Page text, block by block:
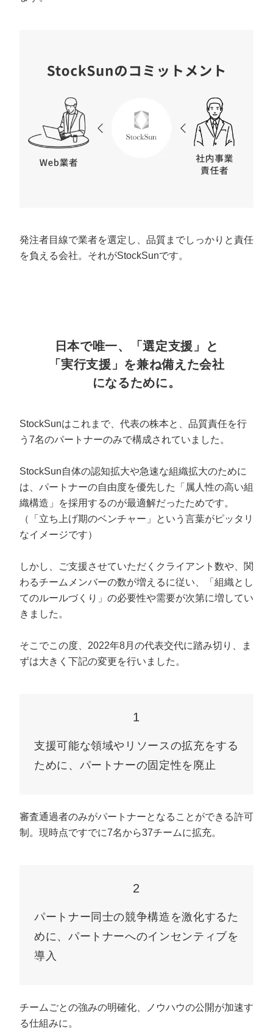
発注者目線で業者を選定し、品質までしっかりと責任
を負える会社。それがStockSunです。
日本で唯一、「選定支援」と
「実行支援」を兼ね備えた会社
になるために。
StockSunはこれまで、代表の株本と、品質責任を行
う7名のパートナーのみで構成されていました。
StockSun自体の認知拡大や急速な組織拡大のために
は、パートナーの自由度を優先した「属人性の高い組
織構造」を採用するのが最適解だったためです。
（「立ち上げ期のベンチャー」という言葉がピッタリ
なイメージです）
しかし、ご支援させていただくクライアント数や、関
わるチームメンバーの数が増えるに従い、「組織とし
てのルールづくり」の必要性や需要が次第に増してい
きました。
そこでこの度、2022年8月の代表交代に踏み切り、ま
ずは大きく下記の変更を行いました。
1
支援可能な領域やリソースの拡充をする
ために、パートナーの固定性を廃止
審査通過者のみがパートナーとなることができる許可
制。現時点ですでに7名から37チームに拡充。
2
パートナー同士の競争構造を激化するた
めに、パートナーへのインセンティブを
導入
チームごとの強みの明確化、ノウハウの公開が加速す
る仕組みに。